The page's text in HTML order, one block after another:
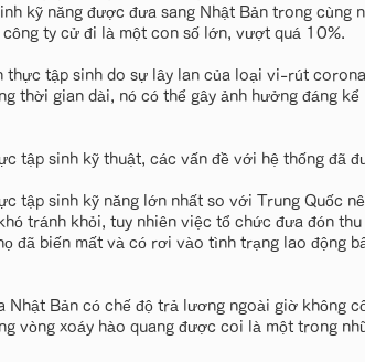
kỹ năng được đưa sang Nhật Bản trong cùng
ty cử đi là một con số lớn, vượt quá 10%.
thực tập sinh do sự lây lan của loại vi-rút
thời gian dài, nó có thể gây ảnh hưởng đáng kể
tập sinh kỹ thuật, các vấn đề với hệ thống đã
tập sinh kỹ năng lớn nhất so với Trung Quốc
tránh khỏi, tuy nhiên việc tổ chức đưa đón
đã biến mất và có rơi vào tình trạng lao động
Nhật Bản có chế độ trả lương ngoài giờ không
vòng xoáy hào quang được coi là một trong